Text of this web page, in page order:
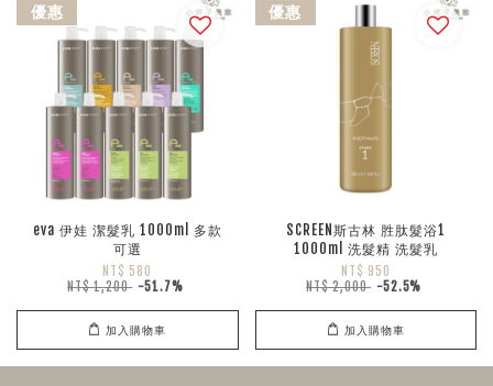
優惠
eva 伊娃 潔髮乳 1000ml 多款
可選
NT$ 580
NT$ 1,200 -51.7%
加入購物車
優惠
SCREEN斯古林 胜肽髮浴1
1000ml 洗髮精 洗髮乳
NT$ 950
NT$ 2,000 -52.5%
加入購物車